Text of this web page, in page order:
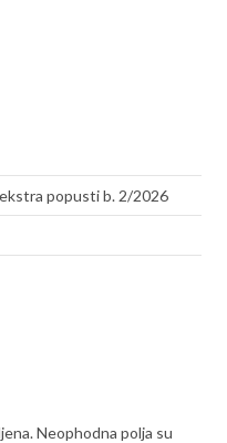
popusti b. 2/2026
Neophodna polja su